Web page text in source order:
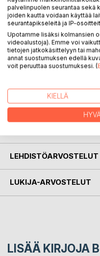
katoamisia. Miten uraanin
uskonnollinen lahko
profetia ihmiskunnan
kulkuun?
päivän päässä.
saa oman osansa
Mayan Rivieran
tunnelmissa.
LEHDISTÖARVOSTELUT
LUKIJA-ARVOSTELUT
LISÄÄ KIRJOJA B
palvelinpuolen seurantaa sekä
joiden kautta voidaan käyttää
seurantapikseleitä ja IP-
Upotamme lisäksi kolmansien
videoalustoja). Emme voi
tietojen jatkokäsittelyyn tai
annat suostumuksen edellä
voit peruuttaa suostumuksesi. (
KIELLÄ